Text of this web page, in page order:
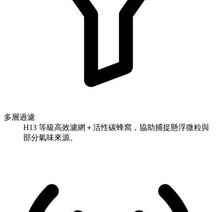
多層過濾
H13 等級高效濾網＋活性碳蜂窩，協助捕捉懸浮微粒與
部分氣味來源。